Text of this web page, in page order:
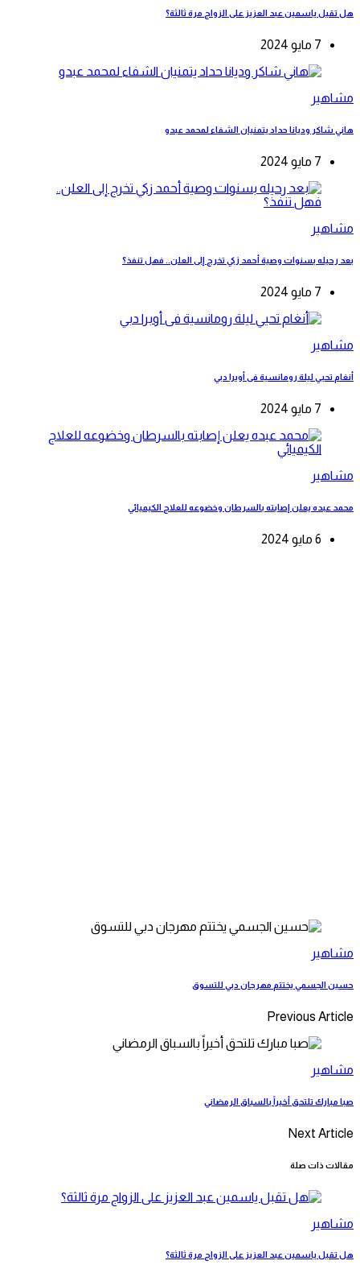
هل تقبل ياسمين عبد العزيز على الزواج مرة ثالثة؟
7 مايو 2024
مشاهير
هاني شاكر وديانا حداد يتمنيان الشفاء لمحمد عبدو
7 مايو 2024
مشاهير
بعد رحيله بسنوات وصية أحمد زكي تخرج إلى العلن.. فهل تنفذ؟
7 مايو 2024
مشاهير
أنغام تحيي ليلة رومانسية فى أوبرا دبي
7 مايو 2024
مشاهير
محمد عبده يعلن إصابته بالسرطان وخضوعه للعلاج الكيميائي
6 مايو 2024
مشاهير
حسين الجسمي يختتم مهرجان دبي للتسوق
Previous Article
مشاهير
صبا مبارك تلتحق أخيراً بالسباق الرمضاني
Next Article
مقالات ذات صلة
مشاهير
هل تقبل ياسمين عبد العزيز على الزواج مرة ثالثة؟